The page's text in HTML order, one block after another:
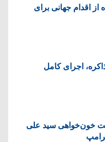
از اقدام جهانی برای
اجرای کامل
خون‌خواهی سید علی